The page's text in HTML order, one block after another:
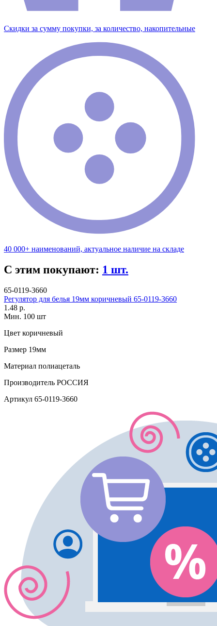
Скидки за сумму покупки, за количество, накопительные
40 000+ наименований, актуальное наличие на складе
С этим покупают: 1 шт.
65-0119-3660
Регулятор для белья 19мм коричневый 65-0119-3660
1.48 р.
Мин. 100 шт
Цвет коричневый
Размер 19мм
Материал полиацеталь
Производитель РОССИЯ
Артикул 65-0119-3660